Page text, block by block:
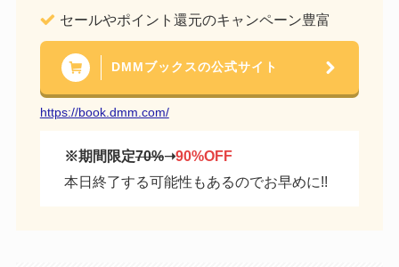
セールやポイント還元のキャンペーン豊富
DMMブックスの公式サイト
https://book.dmm.com/
※期間限定70%➝90%OFF
本日終了する可能性もあるのでお早めに!!